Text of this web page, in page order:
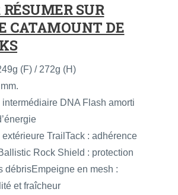
RÉSUMER SUR
CATAMOUNT DE
(F) / 272g (H)
DNA Flash amorti
TrailTack : adhérence
Rock Shield : protection
débrisEmpeigne en mesh :
et fraîcheur